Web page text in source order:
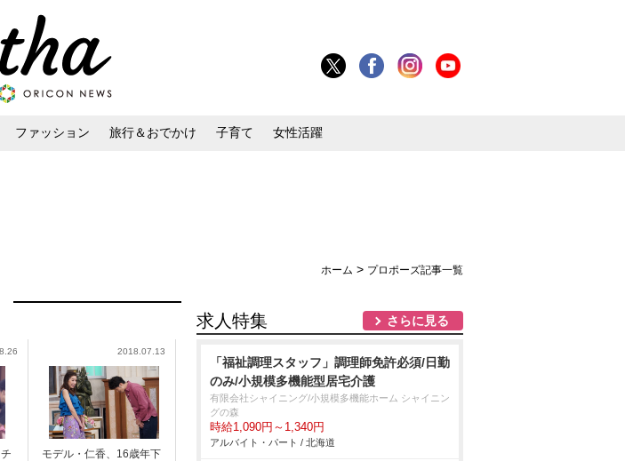
ファッション 旅行＆おでかけ 子育て 女性活躍
ホーム > プロポーズ記事一覧
2018.07.13
モデル・仁香、16歳年下
求人特集 さらに見る
「福祉調理スタッフ」調理師免許必須/日勤
のみ/小規模多機能型居宅介護
有限会社シャイニング/小規模多機能ホーム シャイニン
グの森
時給1,090円～1,340円
アルバイト・パート / 北海道